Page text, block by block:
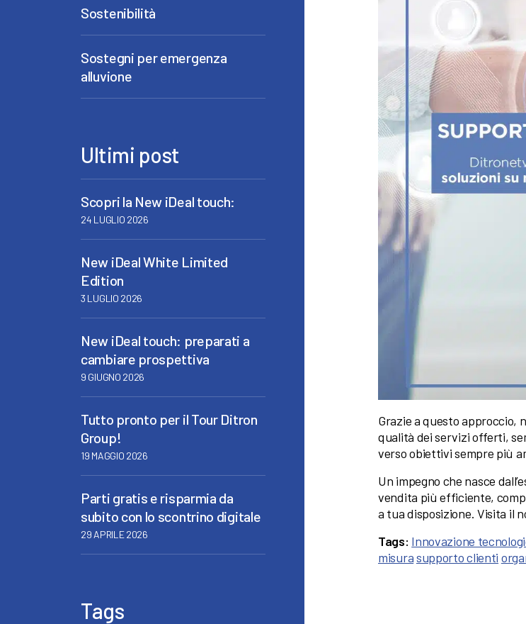
Grazie a questo approccio,
qualità dei servizi offerti,
verso obiettivi sempre più
Un impegno che nasce
vendita più efficiente,
a tua disposizione. Visita il
Tags: Innovazione
misurasupporto clienti
Sostenibilità
Sostegni per emergenza
alluvione
Ultimi post
Scopri la New iDeal touch:
24 LUGLIO 2026
New iDeal White Limited
Edition
3 LUGLIO 2026
New iDeal touch: preparati a
cambiare prospettiva
9 GIUGNO 2026
Tutto pronto per il Tour Ditron
Group!
19 MAGGIO 2026
Parti gratis e risparmia da
subito con lo scontrino digitale
29 APRILE 2026
Tags